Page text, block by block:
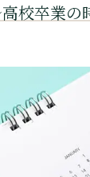
校卒業の